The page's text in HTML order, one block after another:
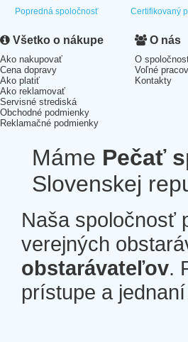
Popredná spoločnosť Certifikovaný
Všetko o nákupe
Ako nakupovať
Cena dopravy
Ako platiť
Ako reklamovať
Servisné strediská
Obchodné podmienky
Reklamačné podmienky
O nás
O
Voľné
Kontakty
Máme Pečať
Slovenskej
Naša spoločnosť
verejných
obstarávateľov.
prístupe a